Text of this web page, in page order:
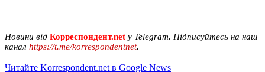
Новини від Корреспондент.net у Telegram. Підписуйтесь на наш
канал https://t.me/korrespondentnet.
Читайте Korrespondent.net в Google News